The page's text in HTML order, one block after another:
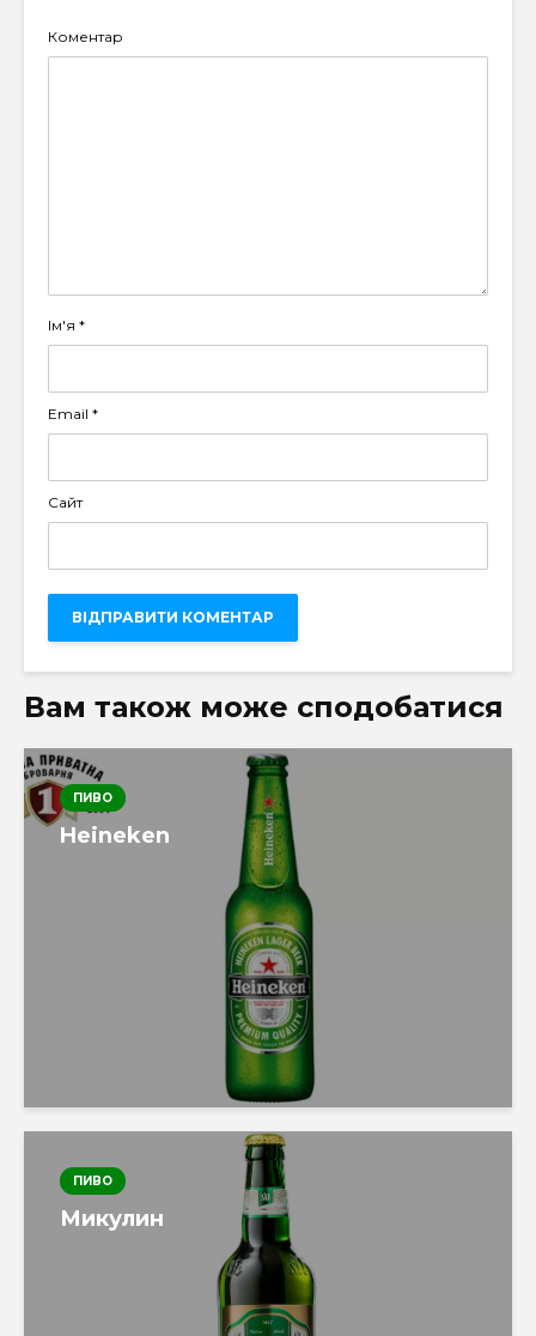
Коментар
Ім'я *
Email *
Сайт
Вам також може сподобатися
ПИВО
Heineken
ПИВО
Микулин